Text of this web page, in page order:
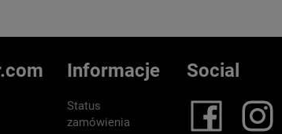
Informacje
Status
zamówienia
Social